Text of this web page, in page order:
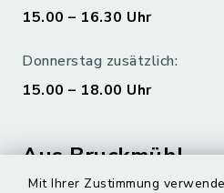
Mit Ihrer Zustimmung
15.00 – 16.30 Uhr
Donnerstag zusätzlich:
15.00 – 18.00 Uhr
Aus Bruckmühl